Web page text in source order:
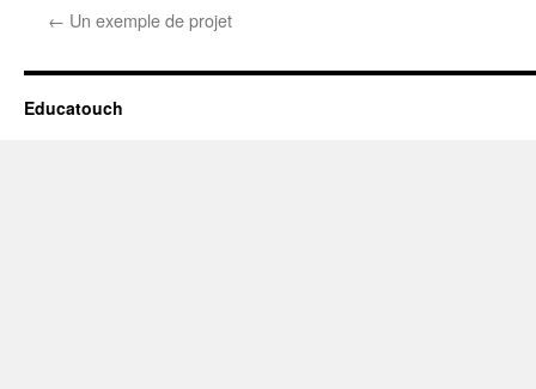
← Un exemple de projet
Educatouch